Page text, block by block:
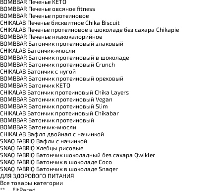
BOMBBAR Печенье овсяное fitness
BOMBBAR Печенье протеиновое
CHIKALAB Печенье бисквитное Chika Biscuit
CHIKALAB Печенье протеиновое в шоколаде без сахара Chikapie
BOMBBAR Печенье низкокалорийное
BOMBBAR Батончик протеиновый злаковый
CHIKALAB Батончик-мюсли
BOMBBAR Батончик протеиновый в шоколаде
BOMBBAR Батончик протеиновый Crunch
CHIKALAB Батончик с нугой
BOMBBAR Батончик протеиновый ореховый
BOMBBAR Батончик KETO
CHIKALAB Батончик протеиновый Chika Layers
BOMBBAR Батончик протеиновый Vegan
BOMBBAR Батончик протеиновый Slim
CHIKALAB Батончик протеиновый Chikabar
BOMBBAR Батончик протеиновый
BOMBBAR Батончик-мюсли
CHIKALAB Вафля двойная с начинкой
SNAQ FABRIQ Вафли с начинкой
SNAQ FABRIQ Хлебцы рисовые
SNAQ FABRIQ Батончик шоколадный без сахара Qwikler
SNAQ FABRIQ Батончик в шоколаде Coco
SNAQ FABRIQ Батончик в шоколаде Snaqer
ДЛЯ ЗДОРОВОГО ПИТАНИЯ
Все товары категории
**___FitParad